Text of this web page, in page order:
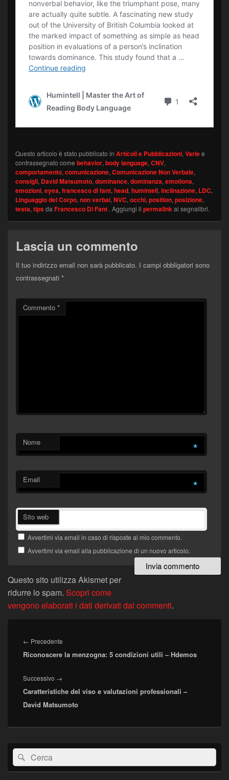
Questo articolo è stato pubblicato in Articoli e Pubblicazioni, Variee
contrassegnato come behavior, body language, CNV,
comportamento, comunicazione, Comunicazione Non Verbale,
consigli, David Matsumoto, dominance, dominanza, emotions,
emozioni, eyes, francesco di fant, head, humintell, inclinazione, LDC,
Linguaggio del Corpo, non verbal, NVC, occhi, position, posizione,
testa, tipsda Francesco Di Fant . Aggiungi il permalinkai segnalibri.
Lascia un commento
Il tuo indirizzo email non sarà pubblicato. I campi obbligatori sono
contrassegnati *
Commento *
Nome *
Email *
Sito web
Avvertimi via email in caso di risposte al mio commento.
Avvertimi via email alla pubblicazione di un nuovo articolo.
Questo sito utilizza Akismet per
ridurre lo spam. Scopri come
vengono elaborati i dati derivati dai commenti.
articoli
← Precedente
precedente:
Riconoscere la menzogna: 5 condizioni utili – Hdemos
Successivo →
successivo:
Caratteristiche del viso e valutazioni professionali –
David Matsumoto
Area
widget
barra
laterale
Cerca:Cerca